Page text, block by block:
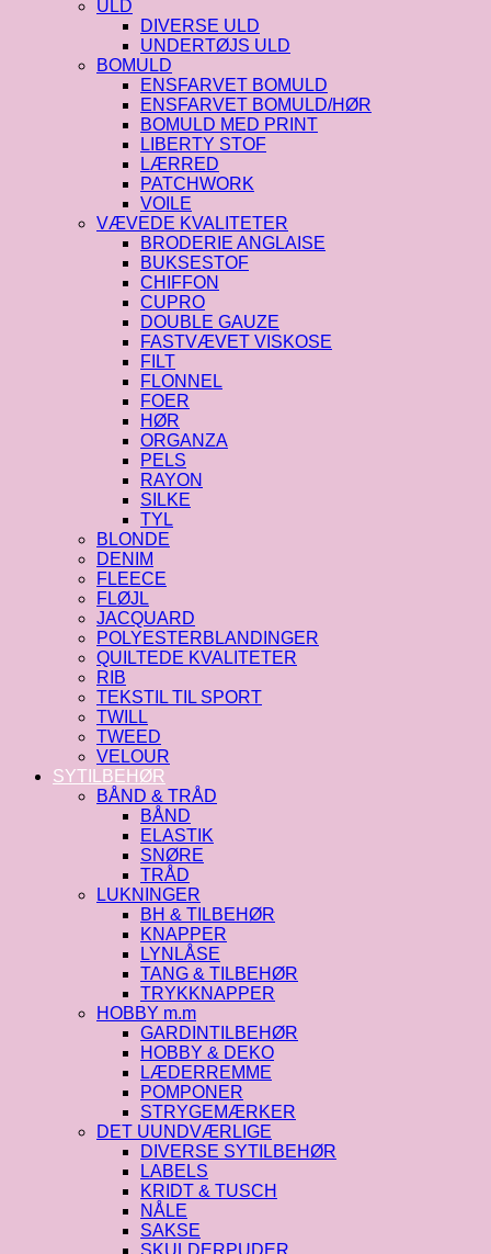
ULD
DIVERSE ULD
UNDERTØJS ULD
BOMULD
ENSFARVET BOMULD
ENSFARVET BOMULD/HØR
BOMULD MED PRINT
LIBERTY STOF
LÆRRED
PATCHWORK
VOILE
VÆVEDE KVALITETER
BRODERIE ANGLAISE
BUKSESTOF
CHIFFON
CUPRO
DOUBLE GAUZE
FASTVÆVET VISKOSE
FILT
FLONNEL
FOER
HØR
ORGANZA
PELS
RAYON
SILKE
TYL
BLONDE
DENIM
FLEECE
FLØJL
JACQUARD
POLYESTERBLANDINGER
QUILTEDE KVALITETER
RIB
TEKSTIL TIL SPORT
TWILL
TWEED
VELOUR
SYTILBEHØR
BÅND & TRÅD
BÅND
ELASTIK
SNØRE
TRÅD
LUKNINGER
BH & TILBEHØR
KNAPPER
LYNLÅSE
TANG & TILBEHØR
TRYKKNAPPER
HOBBY m.m
GARDINTILBEHØR
HOBBY & DEKO
LÆDERREMME
POMPONER
STRYGEMÆRKER
DET UUNDVÆRLIGE
DIVERSE SYTILBEHØR
LABELS
KRIDT & TUSCH
NÅLE
SAKSE
SKULDERPUDER